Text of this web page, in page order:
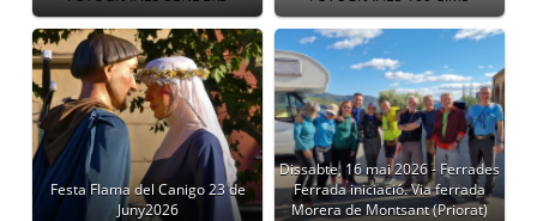
Festa Flama del Canigo 23 de
Juny2026
Dissabte, 16 mai 2026 - Ferrades
Ferrada iniciació. Via ferrada
Morera de Montsant (Priorat)